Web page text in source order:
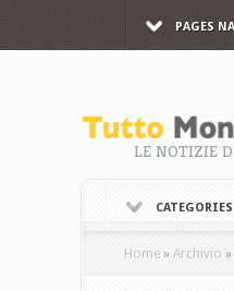
PAGES
LE NOTIZIE
Home » Archivio »